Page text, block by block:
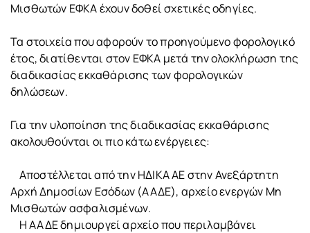
Μισθωτών ΕΦΚΑ έχουν δοθεί σχετικές οδηγίες.
Τα στοιχεία που αφορούν το προηγούμενο φορολογικό
έτος, διατίθενται στον ΕΦΚΑ μετά την ολοκλήρωση της
διαδικασίας εκκαθάρισης των φορολογικών
δηλώσεων.
Για την υλοποίηση της διαδικασίας εκκαθάρισης
ακολουθούνται οι πιο κάτω ενέργειες:
Αποστέλλεται από την ΗΔΙΚΑ ΑΕ στην Ανεξάρτητη
Αρχή Δημοσίων Εσόδων (ΑΑΔΕ), αρχείο ενεργών Μη
Μισθωτών ασφαλισμένων.
Η ΑΑΔΕ δημιουργεί αρχείο που περιλαμβάνει